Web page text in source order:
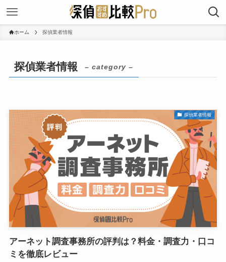
ホーム 探偵業者情報
探偵業者情報 – category –
探偵業者情報
アーネット調査事務所の評判は？料金・調査力・口コ
ミを徹底レビュー